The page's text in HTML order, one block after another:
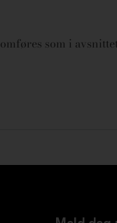
som i